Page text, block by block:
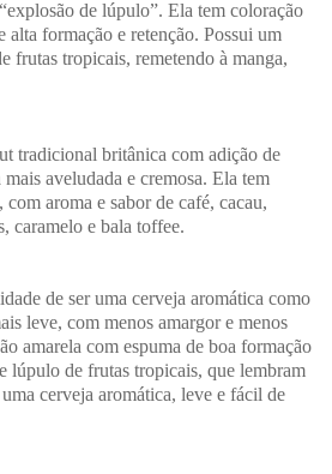
de lúpulo”. Ela tem coloração
alta formação e retenção. Possui um
frutas tropicais, remetendo à manga,
tradicional britânica com adição de
aveludada e cremosa. Ela tem
aroma e sabor de café, cacau,
caramelo e bala toffee.
de ser uma cerveja aromática como
leve, com menos amargor e menos
amarela com espuma de boa formação
lúpulo de frutas tropicais, que lembram
cerveja aromática, leve e fácil de